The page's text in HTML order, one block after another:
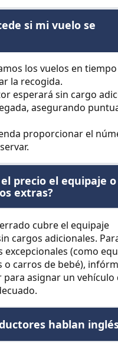
si mi vuelo se
los vuelos en
la recogida.
esperará sin cargo
asegurando
proporcionar el
precio el equipaje o
extras?
cubre el equipaje
cargos adicionales.
excepcionales (como
o carros de bebé),
para asignar un vehículo
hablan